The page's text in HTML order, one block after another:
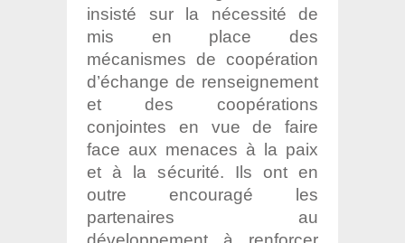
insisté sur la nécessité de
mis en place des
mécanismes de coopération
d’échange de renseignement
et des coopérations
conjointes en vue de faire
face aux menaces à la paix
et à la sécurité. Ils ont en
outre encouragé les
partenaires au